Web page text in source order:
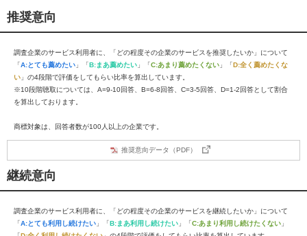
推奨意向
調査企業のサービス利用者に、「どの程度その企業のサービスを推奨したいか」について
「A:とても薦めたい 」「B:まあ薦めたい 」「C:あまり薦めたくない 」「D:全く薦めたくな
い 」の4段階で評価をしてもらい比率を算出しています。
※10段階聴取については、A=9-10回答、B=6-8回答、C=3-5回答、D=1-2回答として割合
を算出しております。
商標対象は、回答者数が100人以上の企業です。
推奨意向データ（PDF）
継続意向
調査企業のサービス利用者に、「どの程度その企業のサービスを継続したいか」について
「A:とても利用し続けたい 」「B:まあ利用し続けたい 」「C:あまり利用し続けたくない 」